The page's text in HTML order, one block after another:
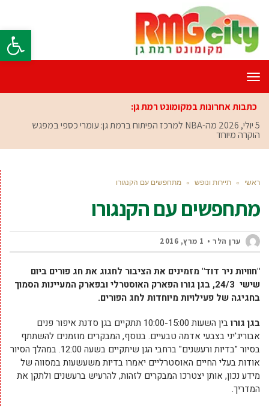
פתח
תפריט
כתבות אחרונות במקומונט רמת גן:
5 יולי, 2026
מה-NBA למרכז הפיתוח ברמת גן: עומרי כספי במפגש
הוקרה מיוחד
ראשי » תיירות ונופש » מתחפשים עם הקנגורו
מתחפשים עם הקנגורו
ערן הלר 1 מרץ, 2016
"חוויות ניר דוד" מזמינים את הציבור לחגוג את חג פורים ביום
שישי 24/3, בגן גורו הפארק האוסטרלי ובפארק המעיינות הסמוך
בחגיגה של פעילויות מיוחדות לחג הפורים.
בגן גורו
בין השעות 10:00-15:00 תתקיים בגן סדנת איפור פנים
אבוריג'יני בצבעי אדמה טבעיים. בנוסף, המבקרים מוזמנים להשתתף
בסיור "בדיות ורעשנים" ברחבי הגן שיתקיים בשעה 12:00. במהלך הסיור
אודות בעלי החיים האוסטרליים יאמרו בדיות משעשעות במסווה של
מידע נכון, אותן יצטרכו המבקרים לזהות, להרעיש ברעשנים ולתקן את
המדריך.